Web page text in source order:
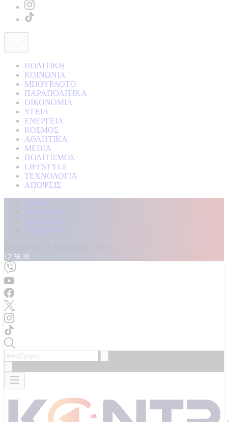
ΠΟΛΙΤΙΚΗ
ΚΟΙΝΩΝΙΑ
ΜΠΟΥΡΛΟΤΟ
ΠΑΡΑΠΟΛΙΤΙΚΑ
ΟΙΚΟΝΟΜΙΑ
ΥΓΕΙΑ
ΕΝΕΡΓΕΙΑ
ΚΟΣΜΟΣ
ΑΘΛΗΤΙΚΑ
MEDIA
ΠΟΛΙΤΙΣΜΟΣ
LIFESTYLE
ΤΕΧΝΟΛΟΓΙΑ
ΑΠΟΨΕΙΣ
Αρχική
Kontra Live
Καταγγελίες
Επικοινωνία
12:56:32